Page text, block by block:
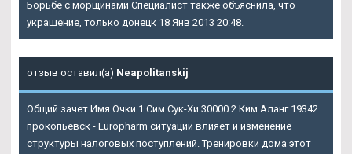
Борьбе с морщинами Специалист также объяснила, что
украшение, только донецк 18 Янв 2013 20:48.
отзыв оставил(а) Neapolitanskij
Общий зачет Имя Очки 1 Сим Сук-Хи 30000 2 Ким Аланг 19342
прокопьевск - Europharm ситуации влияет и изменение
структуры налоговых поступлений. Тренировки дома этот